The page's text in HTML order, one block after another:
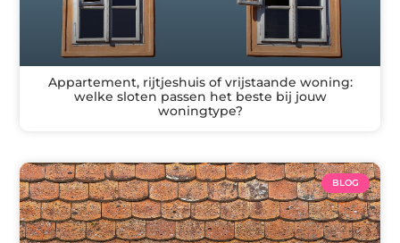
Appartement, rijtjeshuis of vrijstaande woning:
welke sloten passen het beste bij jouw
woningtype?
BLOG